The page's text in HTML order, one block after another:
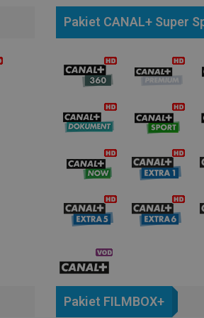
Pakiet CANAL+ Super
Pakiet FILMBOX+